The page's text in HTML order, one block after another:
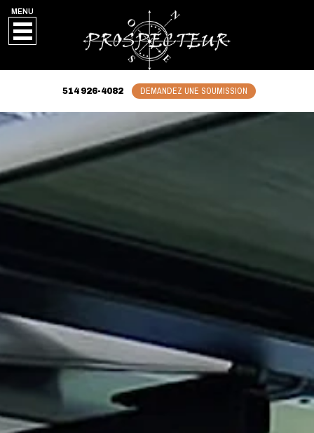
MENU
514 926-4082 DEMANDEZ UNE SOUMISSION